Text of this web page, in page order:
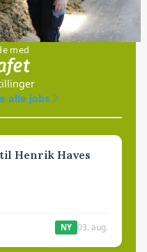
med
alle jobs
Henrik Haves
NY 03. aug.